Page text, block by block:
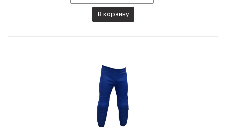
В корзину